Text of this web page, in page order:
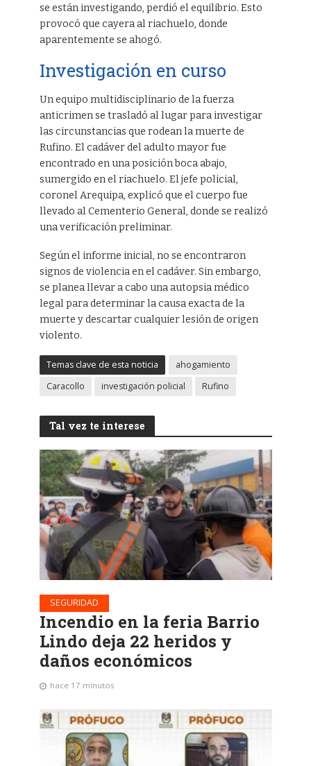
se están investigando, perdió el equilibrio. Esto
provocó que cayera al riachuelo, donde
aparentemente se ahogó.
Investigación en curso
Un equipo multidisciplinario de la fuerza
anticrimen se trasladó al lugar para investigar
las circunstancias que rodean la muerte de
Rufino. El cadáver del adulto mayor fue
encontrado en una posición boca abajo,
sumergido en el riachuelo. El jefe policial,
coronel Arequipa, explicó que el cuerpo fue
llevado al Cementerio General, donde se realizó
una verificación preliminar.
Según el informe inicial, no se encontraron
signos de violencia en el cadáver. Sin embargo,
se planea llevar a cabo una autopsia médico
legal para determinar la causa exacta de la
muerte y descartar cualquier lesión de origen
violento.
Temas clave de esta noticia
ahogamiento
Caracollo
investigación policial Rufino
Tal vez te interese
SEGURIDAD
Incendio en la feria Barrio
Lindo deja 22 heridos y
daños económicos
hace 17 minutos